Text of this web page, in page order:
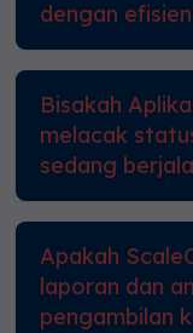
dengan
Bisakah
melacak
sedang
Apakah
laporan dan
pengambilan